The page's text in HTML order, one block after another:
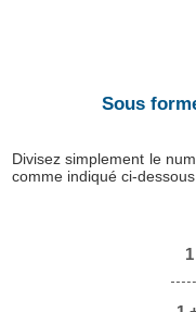
Sous
Divisez simplement le
comme indiqué ci-